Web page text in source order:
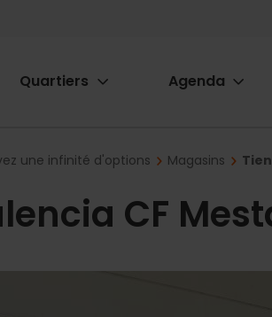
Quartiers Agenda
une infinité d'options Magasins
CF